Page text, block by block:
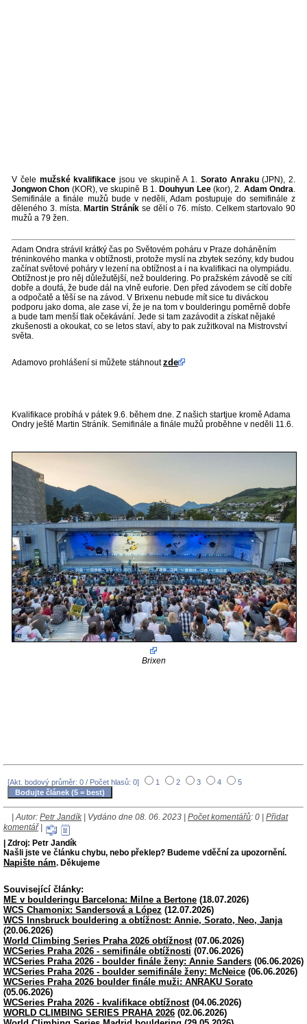
V čele mužské kvalifikace jsou ve skupině A 1. Sorato Anraku(JPN), 2.
Jongwon Chon (KOR), ve skupině B 1. Douhyun Lee(kor), 2. Adam Ondra.
Semifinále a finále mužů bude v neděli, Adam postupuje do semifinále z
děleného 3. místa. Martin Stráník se dělí o 76. místo. Celkem startovalo 90
mužů a 79 žen.
Adam Ondra strávil krátký čas po Světovém poháru v Praze doháněním
tréninkového manka v obtížnosti, protože myslí na zbytek sezóny, kdy budou
začínat světové poháry v lezení na obtížnost a i na kvalifikaci na olympiádu.
Obtížnost je pro něj důležutější, než bouldering. Po pražském závodě se cítí
dobře a doufá, že bude dál na vlně euforie. Den před závodem se cítí dobře
a odpočatě a těší se na závod. V Brixenu nebude mít sice tu diváckou
podporu jako doma, ale zase ví, že je na tom v boulderingu poměrně dobře
a bude tam menší tlak očekávání. Jede si tam zazávodit a získat nějaké
zkušenosti a okoukat, co se letos staví, aby to pak zužitkoval na Mistrovství
světa.
Adamovo prohlášení si můžete stáhnoutzde
Kvalifikace probíhá v pátek 9.6. během dne. Z našich startjue kromě Adama
Ondry ještě Martin Stráník. Semifinále a finále mužů proběhne v neděli 11.6.
Brixen
[Akt. bodový průměr: 0 / Počet hlasů: 0] 1 2 3 4 5
| Autor: Petr Jandík | Vydáno dne 08. 06. 2023 | Počet komentářů: 0 | Přidat
komentář|
| Zdroj: Petr Jandík
Našli jste ve článku chybu, nebo překlep? Budeme vděční za upozornění.
Napište nám. Děkujeme
Související články:
ME v boulderingu Barcelona: Milne a Bertone (18.07.2026)
WCS Chamonix: Sandersová a López (12.07.2026)
WCS Innsbruck bouldering a obtížnost: Annie, Sorato, Neo, Janja
(20.06.2026)
World Climbing Series Praha 2026 obtížnost(07.06.2026)
WCSeries Praha 2026 - semifinále obtížnosti (07.06.2026)
WCSeries Praha 2026 - boulder finále ženy: Annie Sanders (06.06.2026)
WCSeries Praha 2026 - boulder semifinále ženy: McNeice (06.06.2026)
WCSeries Praha 2026 boulder finále muži: ANRAKU Sorato
(05.06.2026)
WCSeries Praha 2026 - kvalifikace obtížnost(04.06.2026)
WORLD CLIMBING SERIES PRAHA 2026 (02.06.2026)